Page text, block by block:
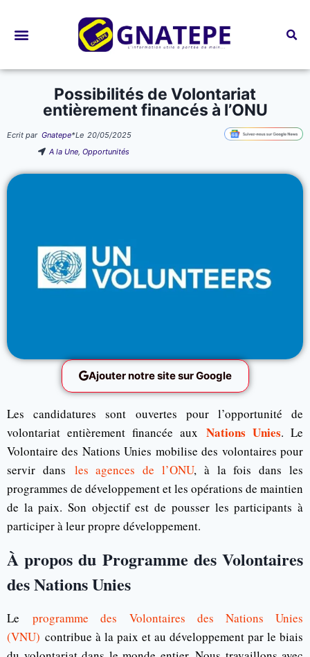
Possibilités de Volontariat
entièrement financés à l’ONU
Ecrit par Gnatepe*Le 20/05/2025
A la Une,Opportunités
Ajouter notre site sur Google
Les candidatures sont ouvertes pour l’opportunité de
volontariat entièrement financée aux Nations Unies. Le
Volontaire des Nations Unies mobilise des volontaires pour
servir dans les agences de l’ONU, à la fois dans les
programmes de développement et les opérations de maintien
de la paix. Son objectif est de pousser les participants à
participer à leur propre développement.
À propos du Programme des Volontaires
des Nations Unies
Leprogramme des Volontaires des Nations Unies
(VNU) contribue à la paix et au développement par le biais